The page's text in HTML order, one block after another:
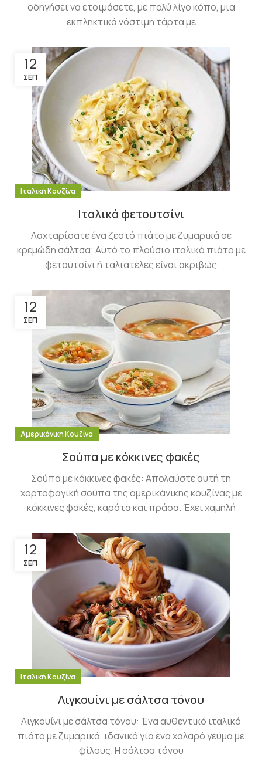
οδηγήσει να ετοιμάσετε, με πολύ λίγο κόπο, μια
εκπληκτικά νόστιμη τάρτα με
12
ΣΕΠ
Ιταλική Κουζίνα
Ιταλικά φετουτσίνι
Λαχταρίσατε ένα ζεστό πιάτο με ζυμαρικά σε
κρεμώδη σάλτσα; Αυτό το πλούσιο ιταλικό πιάτο με
φετουτσίνι ή ταλιατέλες είναι ακριβώς
12
ΣΕΠ
Αμερικάνικη Κουζίνα
Σούπα με κόκκινες φακές
Σούπα με κόκκινες φακές: Απολαύστε αυτή τη
χορτοφαγική σούπα της αμερικάνικης κουζίνας με
κόκκινες φακές, καρότα και πράσα. Έχει χαμηλή
12
ΣΕΠ
Ιταλική Κουζίνα
Λιγκουίνι με σάλτσα τόνου
Λιγκουίνι με σάλτσα τόνου: Ένα αυθεντικό ιταλικό
πιάτο με ζυμαρικά, ιδανικό για ένα χαλαρό γεύμα με
φίλους. Η σάλτσα τόνου